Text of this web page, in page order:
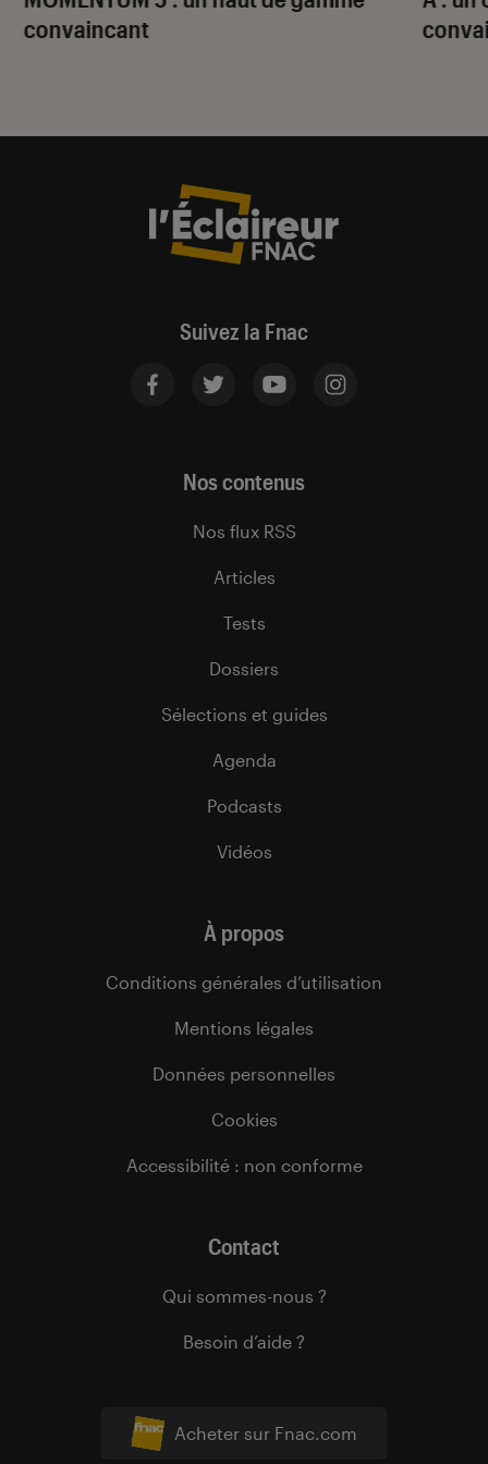
convaincant
Suivez la Fnac
Acheter sur Fnac.com
Nos contenus
Nos flux RSS
Articles
Tests
Dossiers
Sélections et guides
Agenda
Podcasts
Vidéos
À propos
Conditions générales d’utilisation
Mentions légales
Données personnelles
Cookies
Accessibilité : non conforme
Contact
Qui sommes-nous ?
Besoin d’aide ?